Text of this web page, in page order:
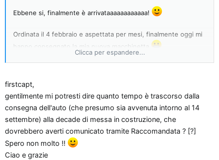
Ebbene si, finalmente è arrivataaaaaaaaaaaa!
Ordinata il 4 febbraio e aspettata per mesi, finalmente oggi mi
hanno consegnato la mia nuova macchinetta
dimenticato il mio post iniziale
B170 Sport - argento met
autotronic
parktronic
specchietti esterni ripiegabili elettricamente
visibility pack
antifurto sonoro + volumetrico + antisollevamento
Clicca per espandere...
firstcapt,
gentilmente mi potresti dire quanto tempo è trascorso dalla
consegna dell'auto (che presumo sia avvenuta intorno al 14
settembre) alla decade di messa in costruzione, che
dovrebbero averti comunicato tramite Raccomandata ? [?]
Spero non molto !!
Ciao e grazie